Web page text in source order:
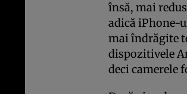
însă, mai
adică iPhone-
mai îndrăgite
dispozitivele
deci camerele